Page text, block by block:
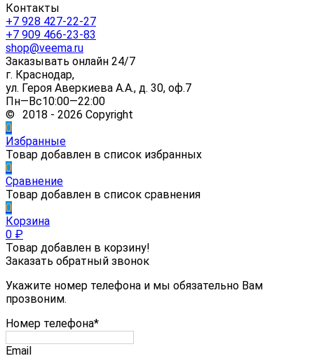
Контакты
+7 928 427-22-27
+7 909 466-23-83
shop@veema.ru
Заказывать онлайн 24/7
г. Краснодар,
ул. Героя Аверкиева А.А., д. 30, оф.7
Пн—Вс10:00—22:00
© 2018 - 2026 Copyright
0
Избранные
Товар добавлен в список избранных
0
Сравнение
Товар добавлен в список сравнения
0
Корзина
0 ₽
Товар добавлен в корзину!
Заказать обратный звонок
Укажите номер телефона и мы обязательно Вам
прозвоним.
Номер телефона*
Email